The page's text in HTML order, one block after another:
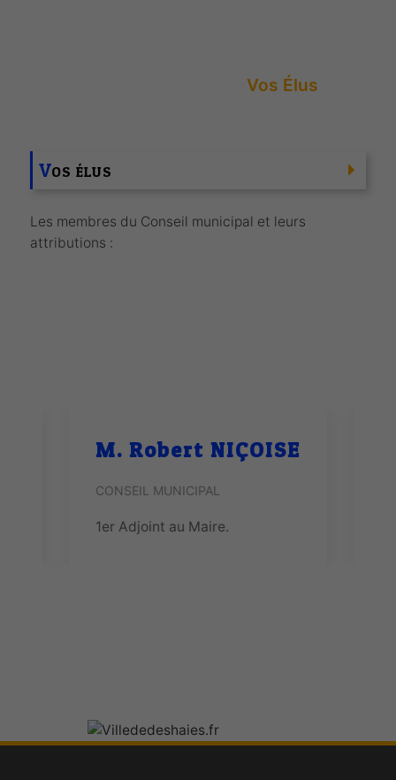
Vos Élus
VOS ÉLUS
Les membres du Conseil municipal et leurs
attributions :
M. Robert NIÇOISE
CONSEIL MUNICIPAL
1er Adjoint au Maire.